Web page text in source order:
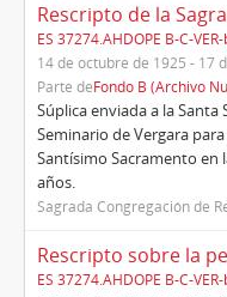
ES 37274.AHDOPE B-C-
14 de octubre de 1925 - 17
Parte deFondo B (Archivo
Súplica enviada a la Santa
Seminario de Vergara
Santísimo Sacramento en
años.
Sagrada Congregación de
ES 37274.AHDOPE B-C-